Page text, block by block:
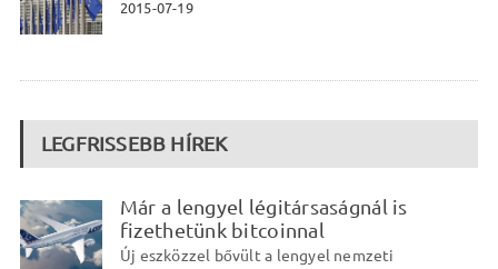
2015-07-19
LEGFRISSEBB HÍREK
Már a lengyel légitársaságnál is
fizethetünk bitcoinnal
Új eszközzel bővült a lengyel nemzeti